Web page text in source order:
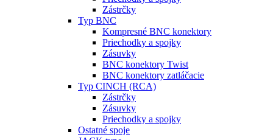
Zástrčky
Typ BNC
Kompresné BNC konektory
Priechodky a spojky
Zásuvky
BNC konektory Twist
BNC konektory zatláčacie
Typ CINCH (RCA)
Zástrčky
Zásuvky
Priechodky a spojky
Ostatné spoje